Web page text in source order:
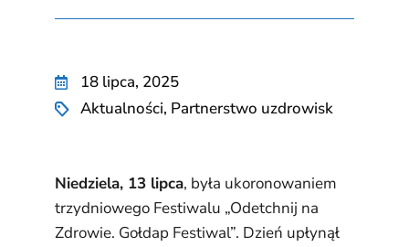
18 lipca, 2025
Aktualności, Partnerstwo uzdrowisk
Niedziela, 13 lipca, była ukoronowaniem
trzydniowego Festiwalu „Odetchnij na
Zdrowie. Gołdap Festiwal”. Dzień upłynął